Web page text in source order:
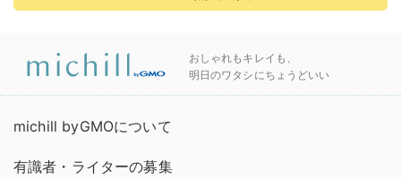
おしゃれもキレイも、
明日のワタシにちょうどいい
michill byGMOについて
有識者・ライターの募集